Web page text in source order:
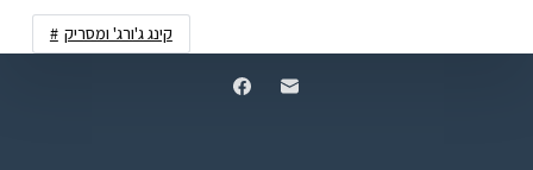
קינג ג'ורג' ומסריק